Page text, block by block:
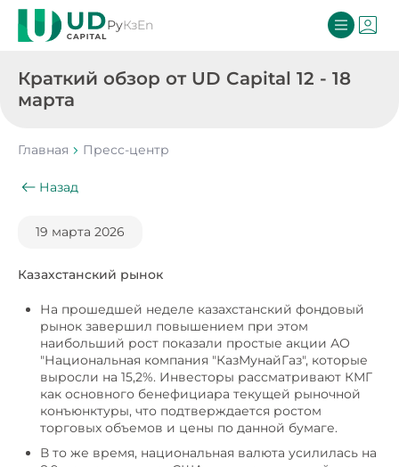
РуКзEn
Краткий обзор от UD Capital 12 - 18
марта
Главная Пресс-центр
Назад
19 марта 2026
Казахстанский рынок
На прошедшей неделе казахстанский фондовый
рынок завершил повышением при этом
наибольший рост показали простые акции АО
"Национальная компания "КазМунайГаз", которые
выросли на 15,2%. Инвесторы рассматривают КМГ
как основного бенефициара текущей рыночной
конъюнктуры, что подтверждается ростом
торговых объемов и цены по данной бумаге.
В то же время, национальная валюта усилилась на